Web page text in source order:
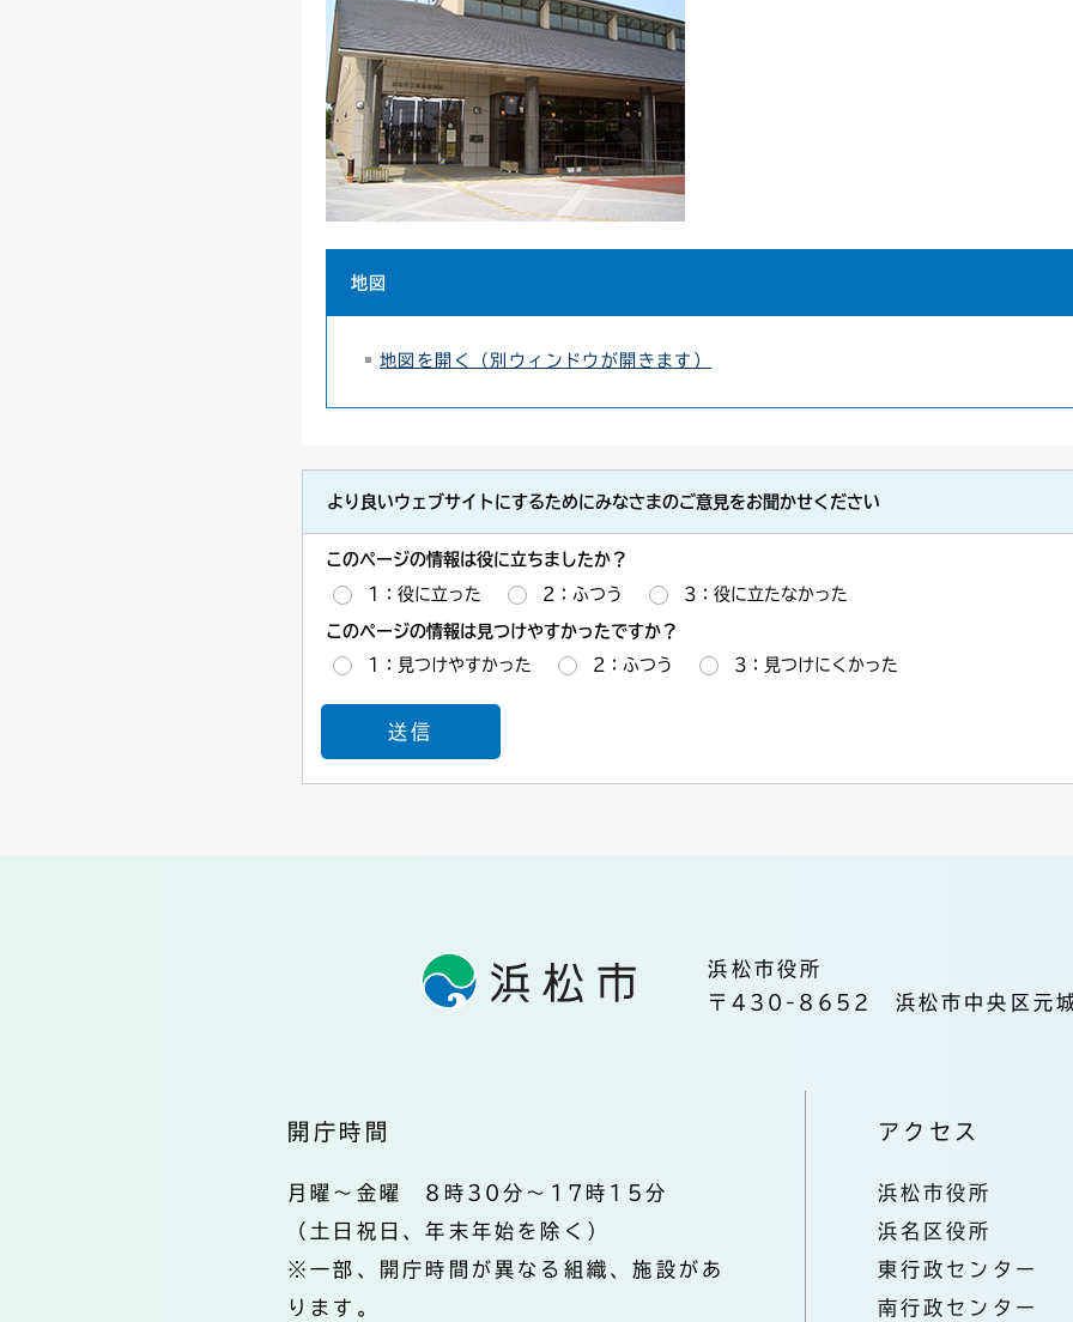
地図
地図を開く（別ウィンドウが開きます）
より良いウェブサイトにするためにみなさまのご意見をお聞かせください
このページの情報は役に立ちましたか？
1：役に立った 2：ふつう 3：役に立たなかった
このページの情報は見つけやすかったですか？
1：見つけやすかった 2：ふつう 3：見つけにくかった
浜松市役所
〒430-8652 浜松市中央区元
開庁時間
月曜～金曜 8時30分～17時15分
（土日祝日、年末年始を除く）
※一部、開庁時間が異なる組織、施設があ
ります。
アクセス
浜松市役所
浜名区役所
東行政センター
南行政センター